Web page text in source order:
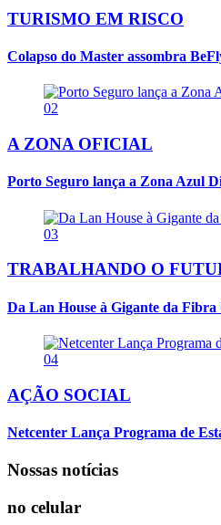
TURISMO EM RISCO
Colapso do Master assombra
02
A ZONA OFICIAL
Porto Seguro lança a Zona Azul
03
TRABALHANDO O
Da Lan House à Gigante da
04
AÇÃO SOCIAL
Netcenter Lança Programa de
Nossas notícias
no celular